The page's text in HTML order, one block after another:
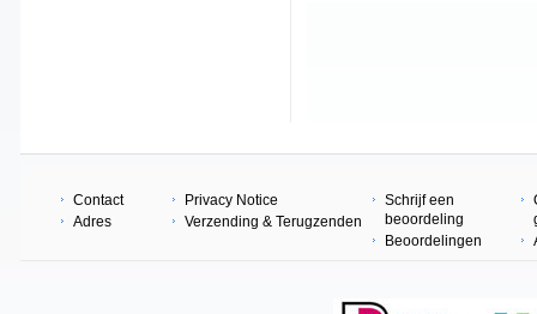
Contact
Adres
Privacy Notice
Verzending & Terugzenden
Schrijf een
beoordeling
Beoordelingen